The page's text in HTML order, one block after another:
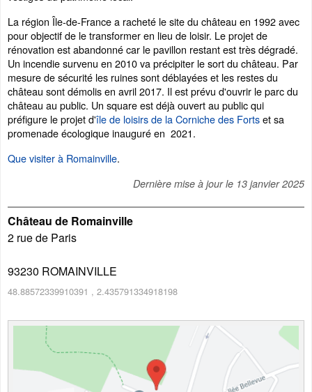
La région Île-de-France a racheté le site du château en 1992 avec
pour objectif de le transformer en lieu de loisir. Le projet de
rénovation est abandonné car le pavillon restant est très dégradé.
Un incendie survenu en 2010 va précipiter le sort du château. Par
mesure de sécurité les ruines sont déblayées et les restes du
château sont démolis en avril 2017. Il est prévu d'ouvrir le parc du
château au public. Un square est déjà ouvert au public qui
préfigure le projet d'île de loisirs de la Corniche des Fortset sa
promenade écologique inauguré en 2021.
Que visiter à Romainville.
Dernière mise à jour le 13 janvier 2025
Château de Romainville
2 rue de Paris
93230 ROMAINVILLE
48.88572339910391 , 2.435791334918198